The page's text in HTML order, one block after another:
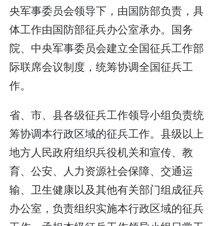
央军事委员会领导下，由国防部负责，具
体工作由国防部征兵办公室承办。国务
院、中央军事委员会建立全国征兵工作部
际联席会议制度，统筹协调全国征兵工
作。
省、市、县各级征兵工作领导小组负责统
筹协调本行政区域的征兵工作。县级以上
地方人民政府组织兵役机关和宣传、教
育、公安、人力资源社会保障、交通运
输、卫生健康以及其他有关部门组成征兵
办公室，负责组织实施本行政区域的征兵